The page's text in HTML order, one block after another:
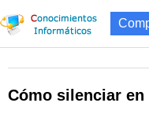
Medios
Cómo silenciar